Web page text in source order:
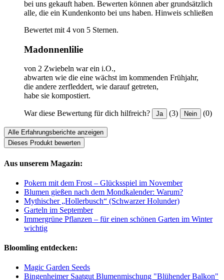
bei uns gekauft haben. Bewerten können aber grundsätzlich
alle, die ein Kundenkonto bei uns haben. Hinweis schließen
Bewertet mit 4 von 5 Sternen.
Madonnenlilie
von 2 Zwiebeln war ein i.O.,
abwarten wie die eine wächst im kommenden Frühjahr,
die andere zerfleddert, wie darauf getreten,
habe sie kompostiert.
War diese Bewertung für dich hilfreich? Ja (3) Nein (0)
Alle Erfahrungsberichte anzeigen
Dieses Produkt bewerten
Aus unserem Magazin:
Pokern mit dem Frost – Glücksspiel im November
Blumen gießen nach dem Mondkalender: Warum?
Mythischer „Hollerbusch“ (Schwarzer Holunder)
Garteln im September
Immergrüne Pflanzen – für einen schönen Garten im Winter
wichtig
Bloomling entdecken:
Magic Garden Seeds
Bingenheimer Saatgut Blumenmischung "Blühender Balkon"